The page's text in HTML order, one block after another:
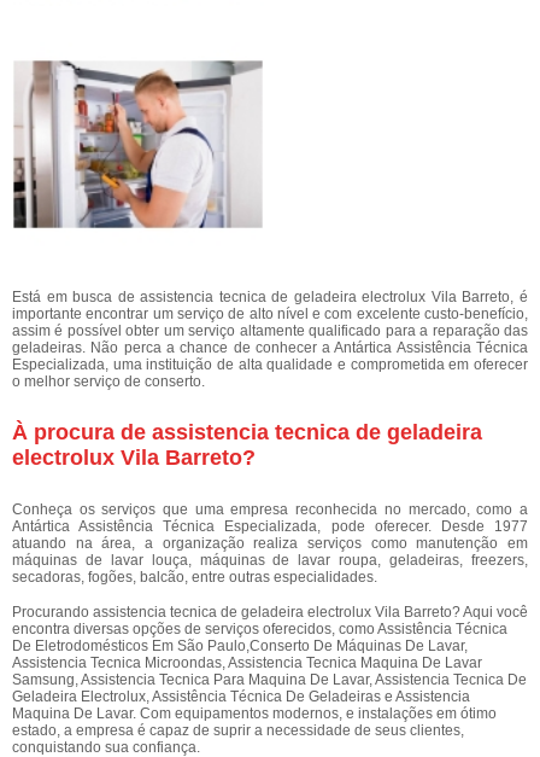
Está em busca de assistencia tecnica de geladeira electrolux Vila Barreto, é
importante encontrar um serviço de alto nível e com excelente custo-benefício,
assim é possível obter um serviço altamente qualificado para a reparação das
geladeiras. Não perca a chance de conhecer a Antártica Assistência Técnica
Especializada, uma instituição de alta qualidade e comprometida em oferecer
o melhor serviço de conserto.
À procura de assistencia tecnica de geladeira
electrolux Vila Barreto?
Conheça os serviços que uma empresa reconhecida no mercado, como a
Antártica Assistência Técnica Especializada, pode oferecer. Desde 1977
atuando na área, a organização realiza serviços como manutenção em
máquinas de lavar louça, máquinas de lavar roupa, geladeiras, freezers,
secadoras, fogões, balcão, entre outras especialidades.
Procurando assistencia tecnica de geladeira electrolux Vila Barreto? Aqui você
encontra diversas opções de serviços oferecidos, como Assistência Técnica
De Eletrodomésticos Em São Paulo,Conserto De Máquinas De Lavar,
Assistencia Tecnica Microondas, Assistencia Tecnica Maquina De Lavar
Samsung, Assistencia Tecnica Para Maquina De Lavar, Assistencia Tecnica De
Geladeira Electrolux, Assistência Técnica De Geladeiras e Assistencia
Maquina De Lavar. Com equipamentos modernos, e instalações em ótimo
estado, a empresa é capaz de suprir a necessidade de seus clientes,
conquistando sua confiança.